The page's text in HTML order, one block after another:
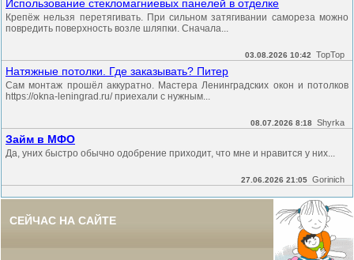
Использование стекломагниевых панелей в отделке
Крепёж нельзя перетягивать. При сильном затягивании самореза можно
повредить поверхность возле шляпки. Сначала...
03.08.2026 10:42 TopTop
Натяжные потолки. Где заказывать? Питер
Сам монтаж прошёл аккуратно. Мастера Ленинградских окон и потолков
https://okna-leningrad.ru/ приехали с нужным...
08.07.2026 8:18 Shyrka
Займ в МФО
Да, уних быстро обычно одобрение приходит, что мне и нравится у них...
27.06.2026 21:05 Gorinich
СЕЙЧАС НА САЙТЕ